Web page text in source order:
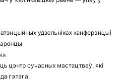
удзельніках канферэнцыі
цэнтр сучасных мастацтваў, які
гэтага